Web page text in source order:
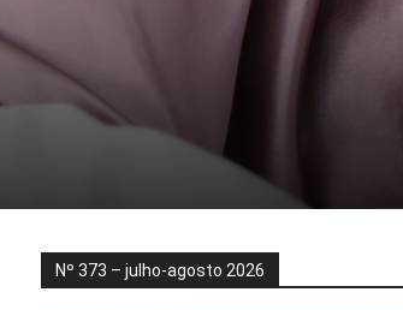
Nº 373 – julho-agosto 2026